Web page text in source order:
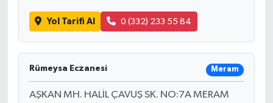
Yol Tarifi Al 0 (332) 233 55 84
Rümeysa Eczanesi Meram
AŞKAN MH. HALİL ÇAVUŞ SK. NO:7A MERAM